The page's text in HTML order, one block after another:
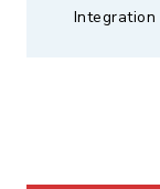
Integration